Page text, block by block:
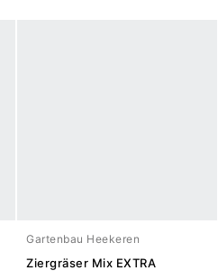
Gartenbau Heekeren
Ziergräser Mix EXTRA